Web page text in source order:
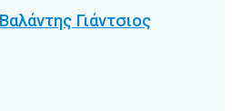
Γιάντσιος